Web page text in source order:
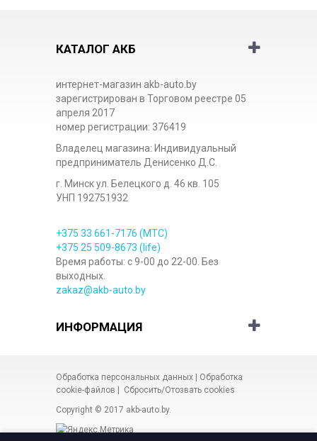
КАТАЛОГ АКБ
интернет-магазин akb-auto.by
зарегистрирован в Торговом реестре 05
апреля 2017
номер регистрации: 376419
Владелец магазина: Индивидуальный
предприниматель Денисенко Д.С.
г. Минск ул. Белецкого д. 46 кв. 105
УНП 192751932
+375 33 661-7176 (МТС)
+375 25 509-8673 (life)
Время работы: с 9-00 до 22-00. Без
выходных.
zakaz@akb-auto.by
ИНФОРМАЦИЯ
Обработка персональных данных | Обработка
cookie-файлов | Сбросить/Отозвать cookies
Copyright © 2017 akb-auto.by.